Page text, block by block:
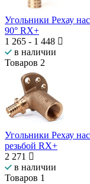
Угольники Рехау
90° RX+
1 265 - 1 448
в наличии
Товаров 2
Угольники Рехау
резьбой RX+
2 271
в наличии
Товаров 1